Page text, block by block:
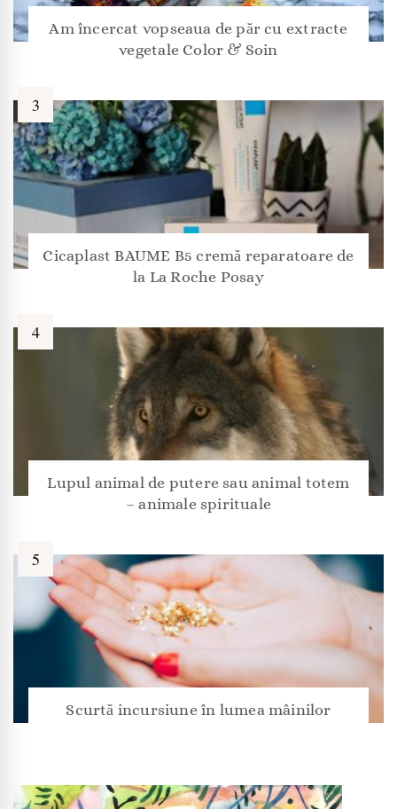
Am încercat vopseaua de păr cu extracte
vegetale Color & Soin
Cicaplast BAUME B5 cremă reparatoare de
la La Roche Posay
Lupul animal de putere sau animal totem
– animale spirituale
Scurtă incursiune în lumea mâinilor